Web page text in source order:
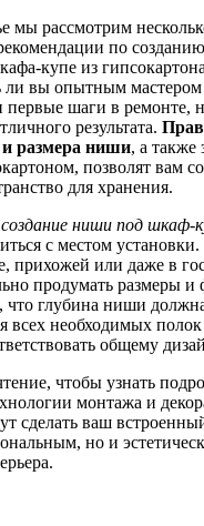
мы рассмотрим
по
купе из
ли вы опытным
первые шаги в ремонте,
результата.
размера ниши, а также
позволят вам
для хранения.
ниши под шкаф-
с местом
прихожей или даже в
продумать размеры
глубина ниши
всех необходимых
общему
чтобы узнать
монтажа и
сделать ваш
но и